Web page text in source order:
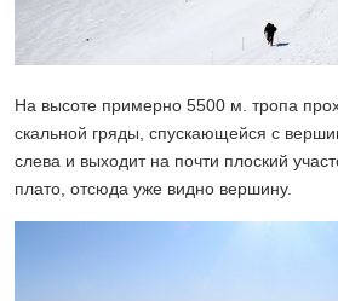
На высоте примерно 5500 м. тропа
скальной гряды, спускающейся с
слева и выходит на почти плоский
плато, отсюда уже видно вершину.